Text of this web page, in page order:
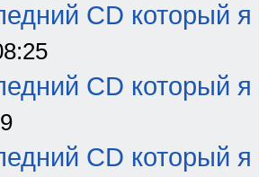
CD который я
CD который я
CD который я